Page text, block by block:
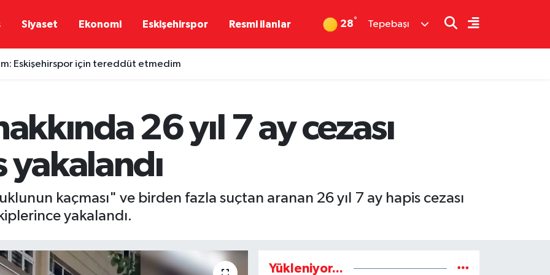
Siyaset Ekonomi Eskişehirspor Resmi ilanlar 28° Tepebaşı
Eskişehirspor için tereddüt etmedim
26 yıl 7 ay cezası
yakalandı
kaçması" ve birden fazla suçtan aranan 26 yıl 7 ay hapis cezası
yakalandı.
Yükleniyor...